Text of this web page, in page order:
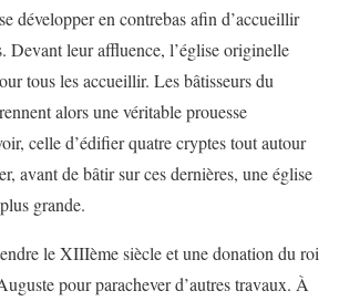
développer en contrebas afin d’accueillir
Devant leur affluence, l’église originelle
tous les accueillir. Les bâtisseurs du
alors une véritable prouesse
celle d’édifier quatre cryptes tout autour
avant de bâtir sur ces dernières, une église
grande.
le XIIIème siècle et une donation du roi
pour parachever d’autres travaux. À